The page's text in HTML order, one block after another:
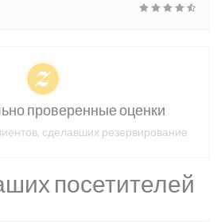
посетителей
проверенные оценки
сделавших резервирование